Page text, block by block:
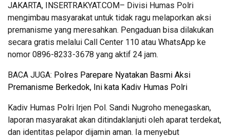
JAKARTA, INSERTRAKYAT.COM– Divisi Humas Polri
mengimbau masyarakat untuk tidak ragu melaporkan aksi
premanisme yang meresahkan. Pengaduan bisa dilakukan
secara gratis melalui Call Center 110 atau WhatsApp ke
nomor 0896-8233-3678 yang aktif 24 jam.
BACA JUGA: Polres Parepare Nyatakan Basmi Aksi
Premanisme Berkedok, Ini kata Kadiv Humas Polri
Kadiv Humas Polri Irjen Pol. Sandi Nugroho menegaskan,
laporan masyarakat akan ditindaklanjuti oleh aparat terdekat,
dan identitas pelapor dijamin aman. Ia menyebut